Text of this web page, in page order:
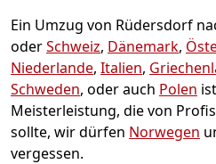
Ein Umzug von Rüdersdorf
oderSchweiz, Dänemark,
Niederlande, Italien,
Schweden, oder auch Polen
Meisterleistung, die von
sollte, wir dürfen Norwegen
vergessen.